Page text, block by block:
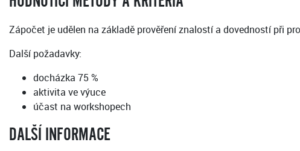
Zápočet je udělen na základě prověření znalostí a dovedností při
Další požadavky:
docházka 75 %
aktivita ve výuce
účast na workshopech
DALŠÍ INFORMACE